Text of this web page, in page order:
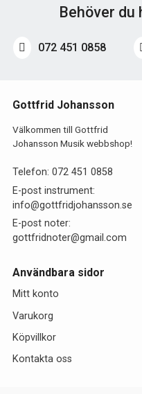
Behöver du
072 451 0858
Gottfrid Johansson
Välkommen till Gottfrid
Johansson Musik webbshop!
Telefon: 072 451 0858
E-post instrument:
info@gottfridjohansson.se
E-post noter:
gottfridnoter@gmail.com
Användbara sidor
Mitt konto
Varukorg
Köpvillkor
Kontakta oss